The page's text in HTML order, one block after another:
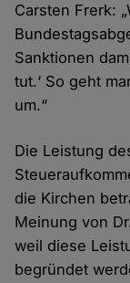
Carsten Frerk:
Sanktionen
tut.‘ So geht
um.“
Die Leistung
die Kirchen
Meinung von
weil diese
begründet